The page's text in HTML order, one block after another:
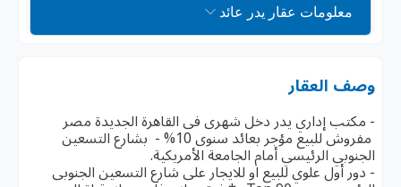
معلومات عقار يدر عائد
وصف العقار
- مكتب إداري يدر دخل شهرى فى القاهرة الجديدة مصر
مفروش للبيع مؤجر بعائد سنوى 10% - بشارع التسعين
الجنوبي الرئيسي أمام الجامعة الأمريكية.
- ⁠دور أول علوي للبيع او للايجار على شارع التسعين الجنوبى